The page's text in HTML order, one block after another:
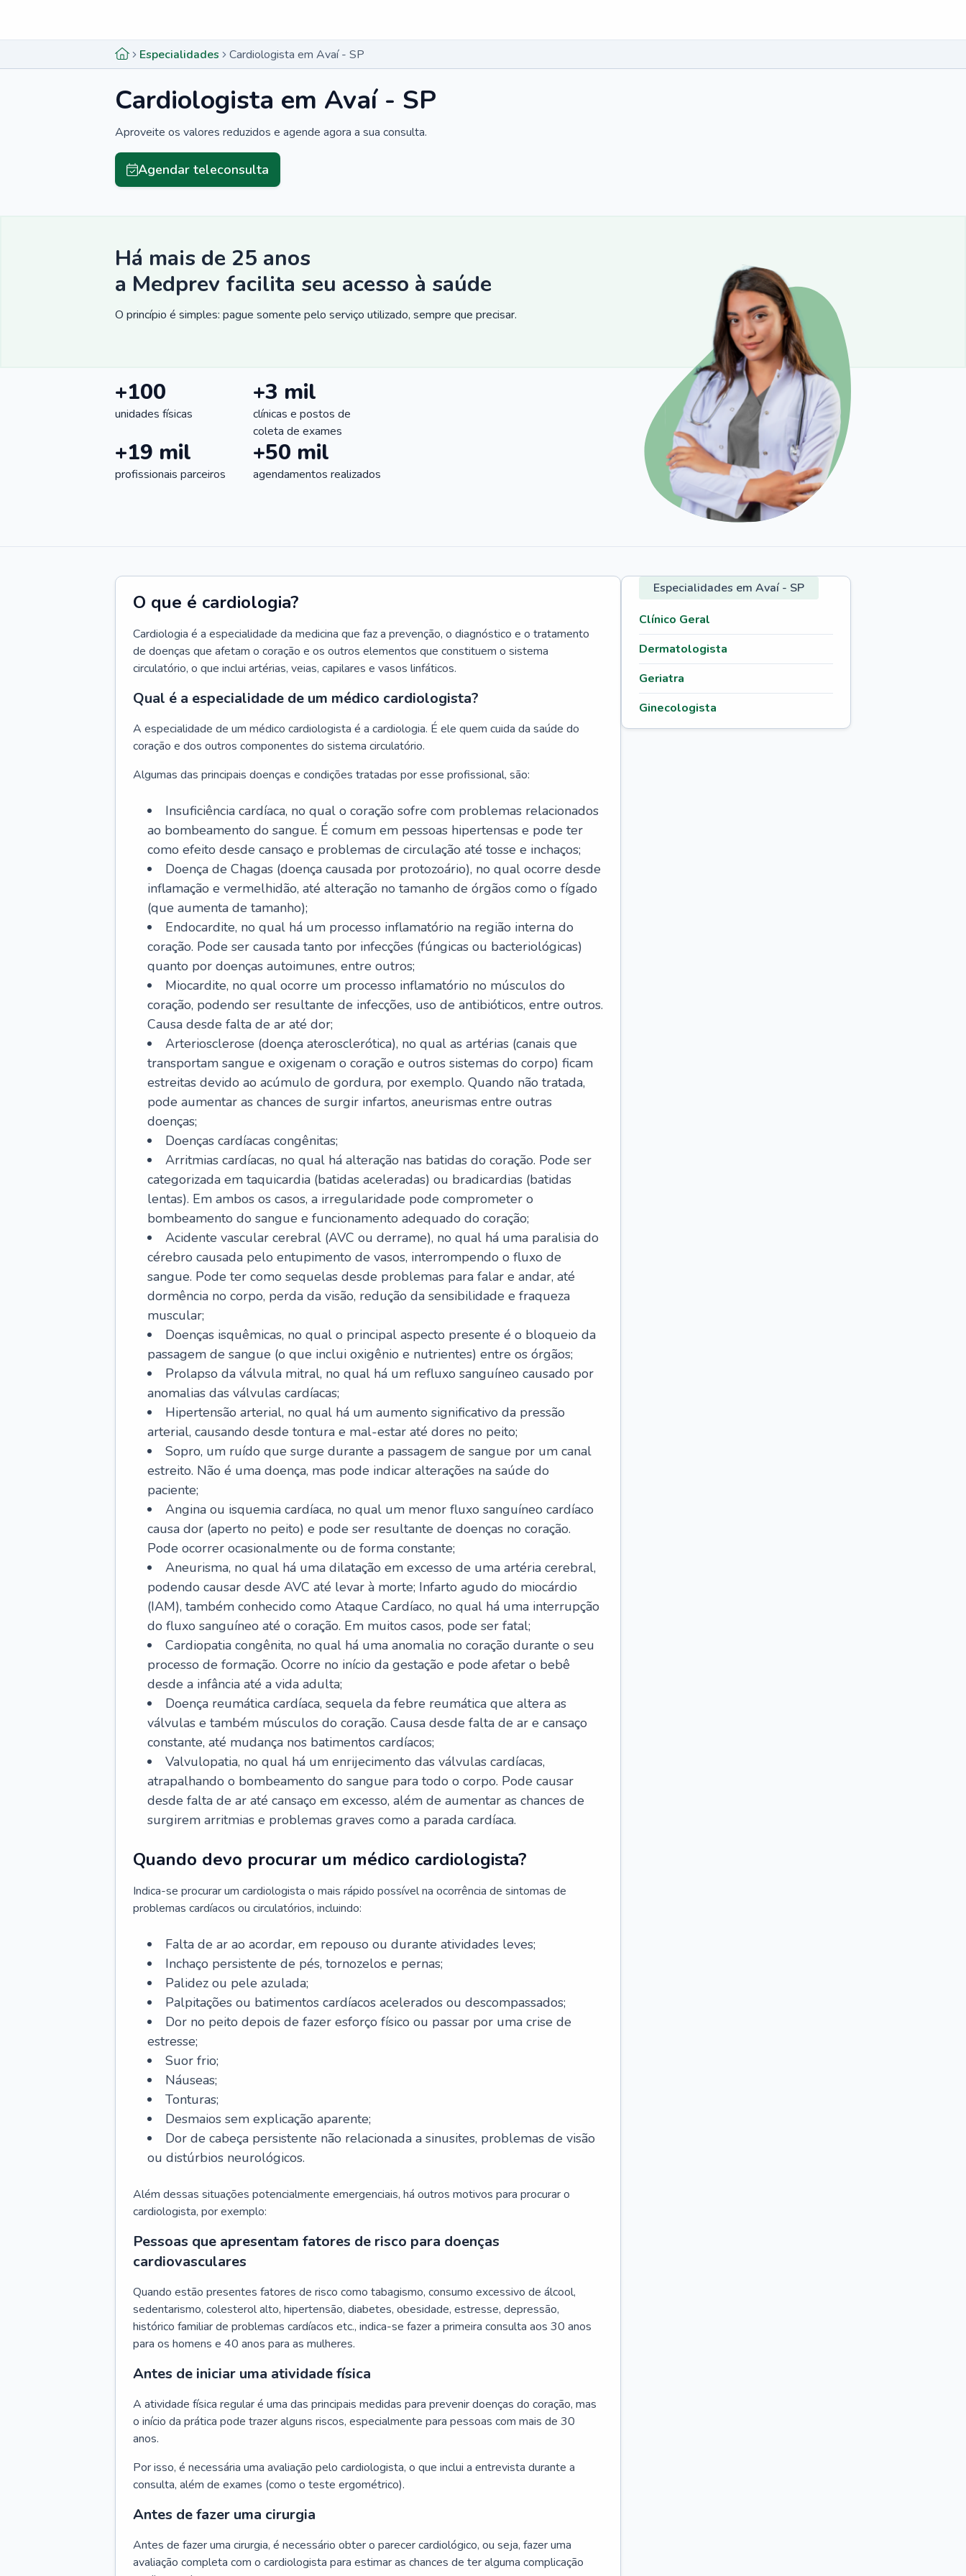
Especialidades Cardiologista em Avaí - SP
Cardiologista em Avaí - SP
Aproveite os valores reduzidos e agende agora a sua consulta.
Agendar teleconsulta
Há mais de 25 anos
a Medprev facilita seu acesso à saúde
O princípio é simples: pague somente pelo serviço utilizado, sempre que precisar.
+100
unidades físicas
+3 mil
clínicas e postos de
coleta de exames
+19 mil
profissionais parceiros
+50 mil
agendamentos realizados
O que é cardiologia?
Cardiologia é a especialidade da medicina que faz a prevenção, o diagnóstico e o tratamento
de doenças que afetam o coração e os outros elementos que constituem o sistema
circulatório, o que inclui artérias, veias, capilares e vasos linfáticos.
Qual é a especialidade de um médico cardiologista?
A especialidade de um médico cardiologista é a cardiologia. É ele quem cuida da saúde do
coração e dos outros componentes do sistema circulatório.
Algumas das principais doenças e condições tratadas por esse profissional, são:
Insuficiência cardíaca, no qual o coração sofre com problemas relacionados
ao bombeamento do sangue. É comum em pessoas hipertensas e pode ter
como efeito desde cansaço e problemas de circulação até tosse e inchaços;
Doença de Chagas (doença causada por protozoário), no qual ocorre desde
inflamação e vermelhidão, até alteração no tamanho de órgãos como o fígado
(que aumenta de tamanho);
Endocardite, no qual há um processo inflamatório na região interna do
coração. Pode ser causada tanto por infecções (fúngicas ou bacteriológicas)
quanto por doenças autoimunes, entre outros;
Miocardite, no qual ocorre um processo inflamatório no músculos do
coração, podendo ser resultante de infecções, uso de antibióticos, entre outros.
Causa desde falta de ar até dor;
Arteriosclerose (doença aterosclerótica), no qual as artérias (canais que
transportam sangue e oxigenam o coração e outros sistemas do corpo) ficam
estreitas devido ao acúmulo de gordura, por exemplo. Quando não tratada,
pode aumentar as chances de surgir infartos, aneurismas entre outras
doenças;
Doenças cardíacas congênitas;
Arritmias cardíacas, no qual há alteração nas batidas do coração. Pode ser
categorizada em taquicardia (batidas aceleradas) ou bradicardias (batidas
lentas). Em ambos os casos, a irregularidade pode comprometer o
bombeamento do sangue e funcionamento adequado do coração;
Acidente vascular cerebral (AVC ou derrame), no qual há uma paralisia do
cérebro causada pelo entupimento de vasos, interrompendo o fluxo de
sangue. Pode ter como sequelas desde problemas para falar e andar, até
dormência no corpo, perda da visão, redução da sensibilidade e fraqueza
muscular;
Doenças isquêmicas, no qual o principal aspecto presente é o bloqueio da
passagem de sangue (o que inclui oxigênio e nutrientes) entre os órgãos;
Prolapso da válvula mitral, no qual há um refluxo sanguíneo causado por
anomalias das válvulas cardíacas;
Hipertensão arterial, no qual há um aumento significativo da pressão
arterial, causando desde tontura e mal-estar até dores no peito;
Sopro, um ruído que surge durante a passagem de sangue por um canal
estreito. Não é uma doença, mas pode indicar alterações na saúde do
paciente;
Angina ou isquemia cardíaca, no qual um menor fluxo sanguíneo cardíaco
causa dor (aperto no peito) e pode ser resultante de doenças no coração.
Pode ocorrer ocasionalmente ou de forma constante;
Aneurisma, no qual há uma dilatação em excesso de uma artéria cerebral,
podendo causar desde AVC até levar à morte; Infarto agudo do miocárdio
(IAM), também conhecido como Ataque Cardíaco, no qual há uma interrupção
do fluxo sanguíneo até o coração. Em muitos casos, pode ser fatal;
Cardiopatia congênita, no qual há uma anomalia no coração durante o seu
processo de formação. Ocorre no início da gestação e pode afetar o bebê
desde a infância até a vida adulta;
Doença reumática cardíaca, sequela da febre reumática que altera as
válvulas e também músculos do coração. Causa desde falta de ar e cansaço
constante, até mudança nos batimentos cardíacos;
Valvulopatia, no qual há um enrijecimento das válvulas cardíacas,
atrapalhando o bombeamento do sangue para todo o corpo. Pode causar
desde falta de ar até cansaço em excesso, além de aumentar as chances de
surgirem arritmias e problemas graves como a parada cardíaca.
Quando devo procurar um médico cardiologista?
Indica-se procurar um cardiologista o mais rápido possível na ocorrência de sintomas de
problemas cardíacos ou circulatórios, incluindo:
Falta de ar ao acordar, em repouso ou durante atividades leves;
Inchaço persistente de pés, tornozelos e pernas;
Palidez ou pele azulada;
Palpitações ou batimentos cardíacos acelerados ou descompassados;
Dor no peito depois de fazer esforço físico ou passar por uma crise de
estresse;
Suor frio;
Náuseas;
Tonturas;
Desmaios sem explicação aparente;
Dor de cabeça persistente não relacionada a sinusites, problemas de visão
ou distúrbios neurológicos.
Além dessas situações potencialmente emergenciais, há outros motivos para procurar o
cardiologista, por exemplo:
Pessoas que apresentam fatores de risco para doenças
cardiovasculares
Quando estão presentes fatores de risco como tabagismo, consumo excessivo de álcool,
sedentarismo, colesterol alto, hipertensão, diabetes, obesidade, estresse, depressão,
histórico familiar de problemas cardíacos etc., indica-se fazer a primeira consulta aos 30 anos
para os homens e 40 anos para as mulheres.
Antes de iniciar uma atividade física
A atividade física regular é uma das principais medidas para prevenir doenças do coração, mas
o início da prática pode trazer alguns riscos, especialmente para pessoas com mais de 30
anos.
Por isso, é necessária uma avaliação pelo cardiologista, o que inclui a entrevista durante a
consulta, além de exames (como o teste ergométrico).
Antes de fazer uma cirurgia
Antes de fazer uma cirurgia, é necessário obter o parecer cardiológico, ou seja, fazer uma
avaliação completa com o cardiologista para estimar as chances de ter alguma complicação
Especialidades em Avaí - SP
Clínico Geral
Dermatologista
Geriatra
Ginecologista